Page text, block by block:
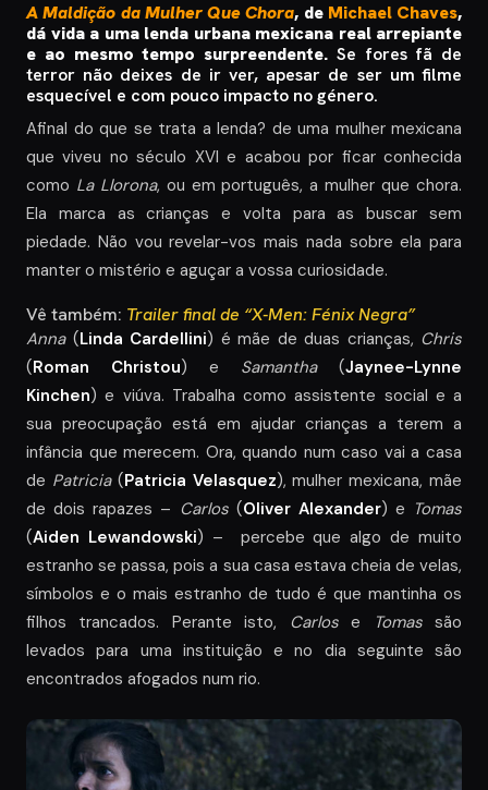
A Maldição da Mulher Que Chora, de Michael Chaves,
dá vida a uma lenda urbana mexicana real arrepiante
e ao mesmo tempo surpreendente. Se fores fã de
terror não deixes de ir ver, apesar de ser um filme
esquecível e com pouco impacto no género.
Afinal do que se trata a lenda? de uma mulher mexicana
que viveu no século XVI e acabou por ficar conhecida
como La Llorona, ou em português, a mulher que chora.
Ela marca as crianças e volta para as buscar sem
piedade. Não vou revelar-vos mais nada sobre ela para
manter o mistério e aguçar a vossa curiosidade.
Vê também: Trailer final de “X-Men: Fénix Negra”
Anna(Linda Cardellini) é mãe de duas crianças, Chris
(Roman Christou) e Samantha(Jaynee-Lynne
Kinchen) e viúva. Trabalha como assistente social e a
sua preocupação está em ajudar crianças a terem a
infância que merecem. Ora, quando num caso vai a casa
de Patricia(Patricia Velasquez), mulher mexicana, mãe
de dois rapazes – Carlos(Oliver Alexander) e Tomas
(Aiden Lewandowski) – percebe que algo de muito
estranho se passa, pois a sua casa estava cheia de velas,
símbolos e o mais estranho de tudo é que mantinha os
filhos trancados. Perante isto, Carlose Tomassão
levados para uma instituição e no dia seguinte são
encontrados afogados num rio.